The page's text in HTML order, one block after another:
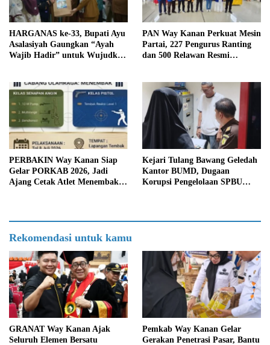
HARGANAS ke-33, Bupati Ayu
Asalasiyah Gaungkan “Ayah
Wajib Hadir” untuk Wujudkan
PAN Way Kanan Perkuat Mesin
Partai, 227 Pengurus Ranting
dan 500 Relawan Resmi
PERBAKIN Way Kanan Siap
Gelar PORKAB 2026, Jadi
Ajang Cetak Atlet Menembak
Kejari Tulang Bawang Geledah
Kantor BUMD, Dugaan
Korupsi Pengelolaan SPBU
Rekomendasi untuk kamu
GRANAT Way Kanan Ajak
Seluruh Elemen Bersatu
Pemkab Way Kanan Gelar
Gerakan Penetrasi Pasar, Bantu